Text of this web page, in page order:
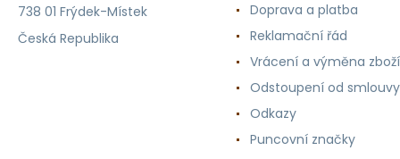
738 01 Frýdek-Místek
Česká Republika
Doprava a platba
Reklamační řád
Vrácení a výměna zboží
Odstoupení od smlouvy
Odkazy
Puncovní značky